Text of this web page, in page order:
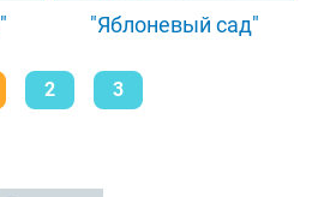
"Яблоневый сад"
2 3